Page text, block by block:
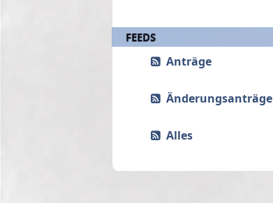
FEEDS
Anträge
Änderungsanträge
Alles